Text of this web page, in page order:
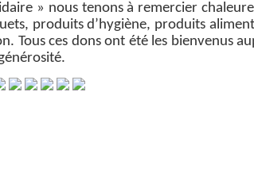
» nous tenons à remercier
produits d’hygiène, produits
Tous ces dons ont été les bienvenus